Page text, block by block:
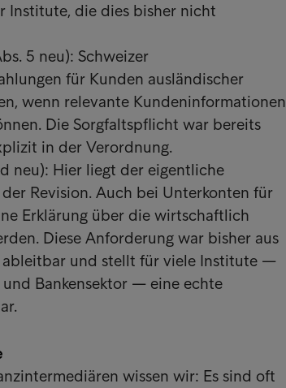
Institute, die dies bisher nicht
5 neu): Schweizer
für Kunden ausländischer
wenn relevante Kundeninformationen
Die Sorgfaltspflicht war bereits
in der Verordnung.
neu): Hier liegt der eigentliche
Revision. Auch bei Unterkonten für
Erklärung über die wirtschaftlich
Diese Anforderung war bisher aus
und stellt für viele Institute —
Bankensektor — eine echte
wissen wir: Es sind oft